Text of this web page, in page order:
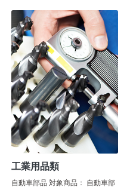
工業用品類
自動車部品 対象商品： 自動車部